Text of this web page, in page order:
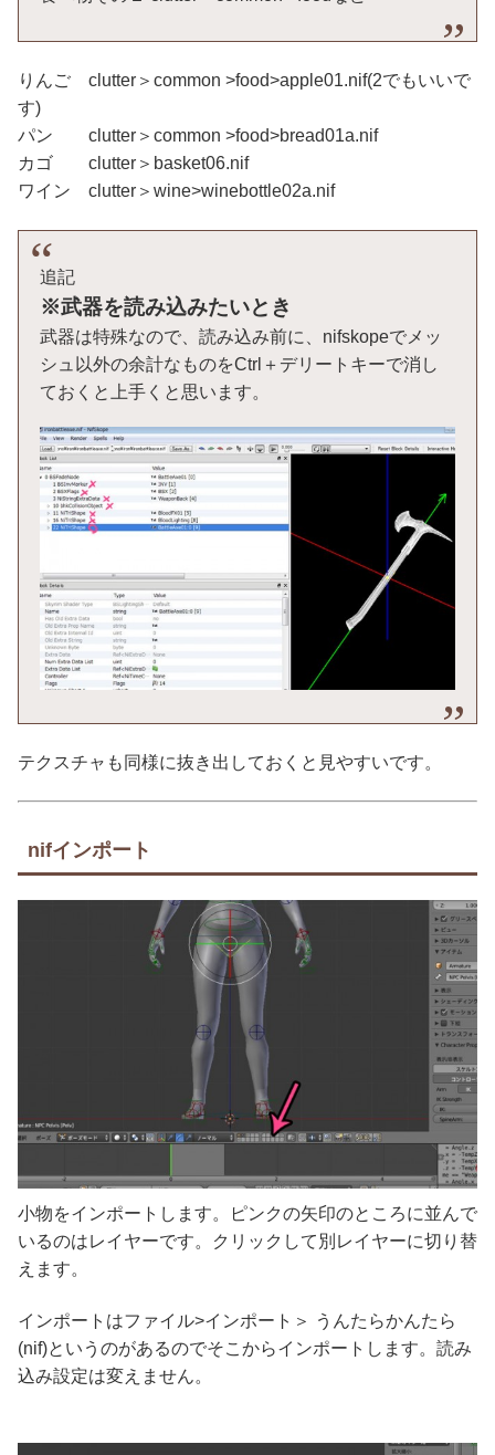
りんご clutter＞common >food>apple01.nif(2でもいいで
す)
パン clutter＞common >food>bread01a.nif
カゴ clutter＞basket06.nif
ワイン clutter＞wine>winebottle02a.nif
追記
※武器を読み込みたいとき
武器は特殊なので、読み込み前に、nifskopeでメッ
シュ以外の余計なものをCtrl＋デリートキーで消し
ておくと上手くと思います。
テクスチャも同様に抜き出しておくと見やすいです。
nifインポート
小物をインポートします。ピンクの矢印のところに並んで
いるのはレイヤーです。クリックして別レイヤーに切り替
えます。
インポートはファイル>インポート＞ うんたらかんたら
(nif)というのがあるのでそこからインポートします。読み
込み設定は変えません。